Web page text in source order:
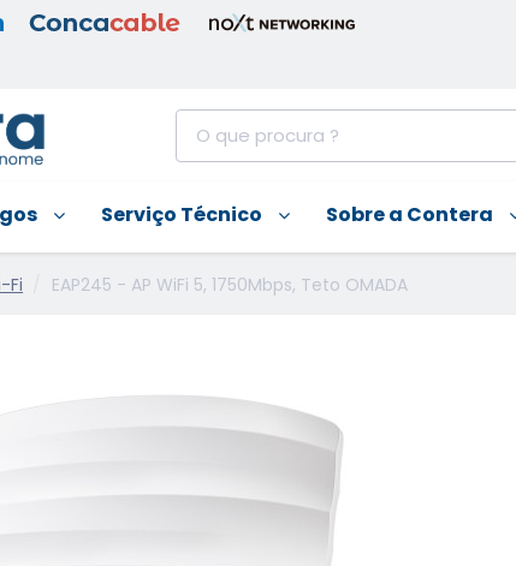
Serviço Técnico Sobre a Contera
Fi EAP245 - AP WiFi 5, 1750Mbps, Teto OMADA